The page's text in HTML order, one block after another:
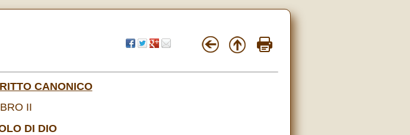
CANONICO
II
DI DIO